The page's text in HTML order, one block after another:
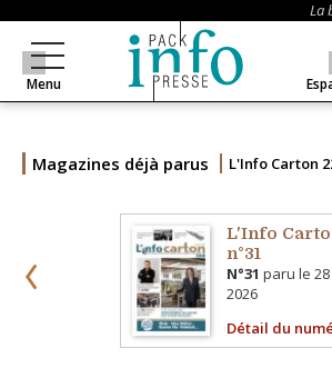
La
Menu
Magazines déjà parus L'Info Carton
L'Info
n°31
N°31 paru le
2026
Détail du